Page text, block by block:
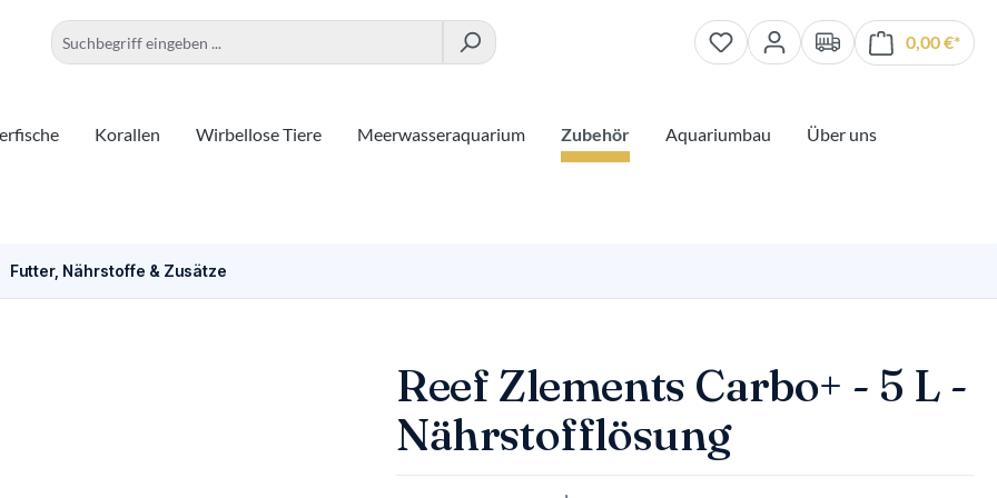
0,00 €*
Korallen Wirbellose Tiere Meerwasseraquarium Zubehör Aquariumbau
Über uns
Futter, Nährstoffe & Zusätze
Reef Zlements Carbo+ - 5 L -
Nährstofflösung